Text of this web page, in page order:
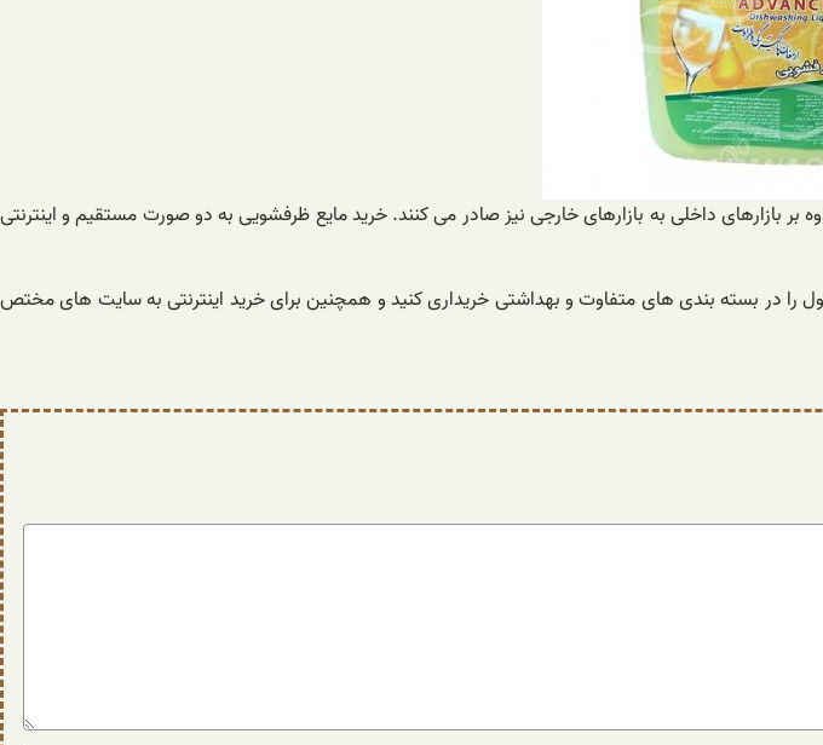
بر بازارهای داخلی به بازارهای خارجی نیز صادر می کنند. خرید مایع ظرفشویی به دو صورت مستقیم و اینترنتی
را در بسته بندی های متفاوت و بهداشتی خریداری کنید و همچنین برای خرید اینترنتی به سایت های مختص